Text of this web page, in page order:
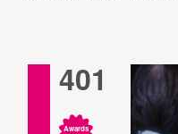
401
Awards